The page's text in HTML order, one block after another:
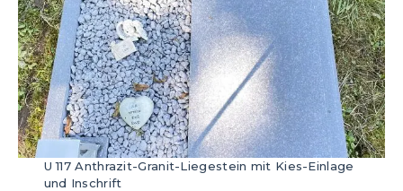
U 117 Anthrazit-Granit-Liegestein mit Kies-Einlage
und Inschrift